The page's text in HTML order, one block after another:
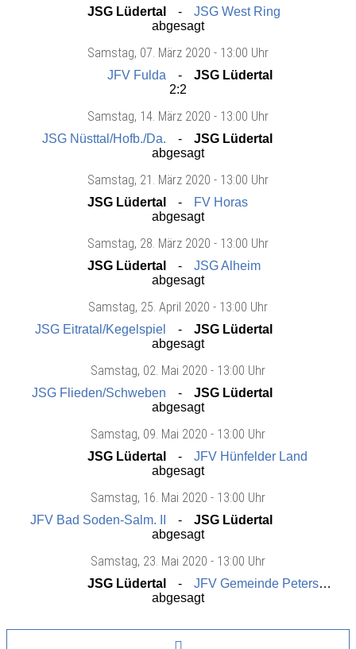
JSG Lüdertal
JSG West Ring
abgesagt
Samstag, 07. März 2020 - 13:00 Uhr
JFV Fulda
JSG Lüdertal
2:2
Samstag, 14. März 2020 - 13:00 Uhr
JSG Nüsttal/Hofb./Da.
JSG Lüdertal
abgesagt
Samstag, 21. März 2020 - 13:00 Uhr
JSG Lüdertal
FV Horas
abgesagt
Samstag, 28. März 2020 - 13:00 Uhr
JSG Lüdertal
JSG Alheim
abgesagt
Samstag, 25. April 2020 - 13:00 Uhr
JSG Eitratal/Kegelspiel
JSG Lüdertal
abgesagt
Samstag, 02. Mai 2020 - 13:00 Uhr
JSG Flieden/Schweben
JSG Lüdertal
abgesagt
Samstag, 09. Mai 2020 - 13:00 Uhr
JSG Lüdertal
JFV Hünfelder Land
abgesagt
Samstag, 16. Mai 2020 - 13:00 Uhr
JFV Bad Soden-Salm. II
JSG Lüdertal
abgesagt
Samstag, 23. Mai 2020 - 13:00 Uhr
JSG Lüdertal
JFV Gemeinde Petersberg
abgesagt